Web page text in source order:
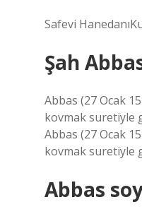
Safevi
Şah
Abbas (27 Ocak
kovmak suretiyle
Abbas (27 Ocak
kovmak suretiyle
Abbas